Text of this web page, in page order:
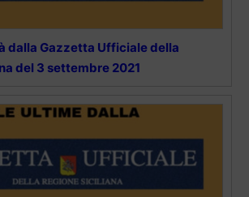
dalla Gazzetta Ufficiale della
del 3 settembre 2021